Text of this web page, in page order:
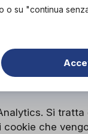
alcuni
nonché i
disattivazione
Si
cookie che
o su "continua